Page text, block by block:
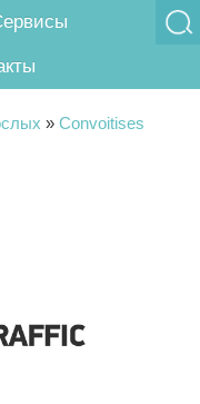
» Convoitises